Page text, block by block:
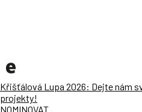
Křišťálová Lupa 2026: Dejte nám
projekty!
NOMINOVAT